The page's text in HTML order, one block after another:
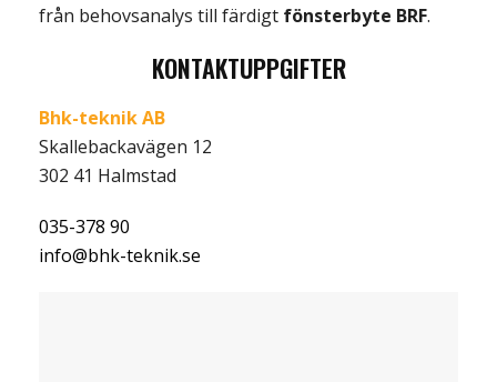
från behovsanalys till färdigt fönsterbyte BRF.
KONTAKTUPPGIFTER
Bhk-teknik AB
Skallebackavägen 12
302 41 Halmstad
035-378 90
info@bhk-teknik.se